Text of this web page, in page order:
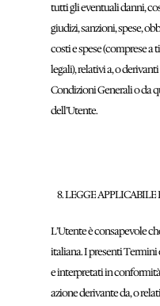
tutti gli eventuali danni,
giudizi, sanzioni, spese,
costi e spese (comprese
legali), relativi a, o
Condizioni Generali o da
dell’Utente.
LEGGE
L’Utente è consapevole
italiana. I presenti
e interpretati in
azione derivante da, o